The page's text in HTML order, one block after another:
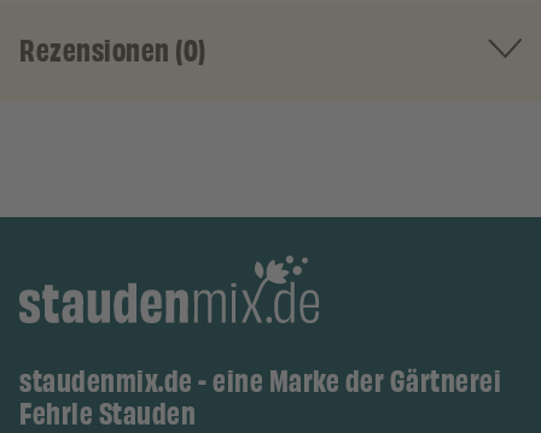
Rezensionen (0)
staudenmix.de - eine Marke der Gärtnerei
Fehrle Stauden